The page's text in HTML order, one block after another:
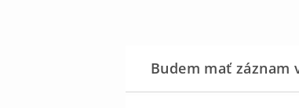
Budem mať záznam